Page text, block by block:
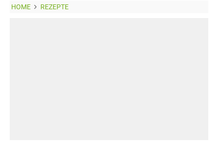
HOME REZEPTE